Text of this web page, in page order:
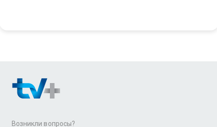
Возникли вопросы?